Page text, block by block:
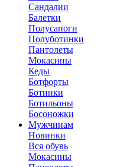
Сандалии
Балетки
Полусапоги
Полуботинки
Пантолеты
Мокасины
Кеды
Ботфорты
Ботинки
Ботильоны
Босоножки
Мужчинам
Новинки
Вся обувь
Мокасины